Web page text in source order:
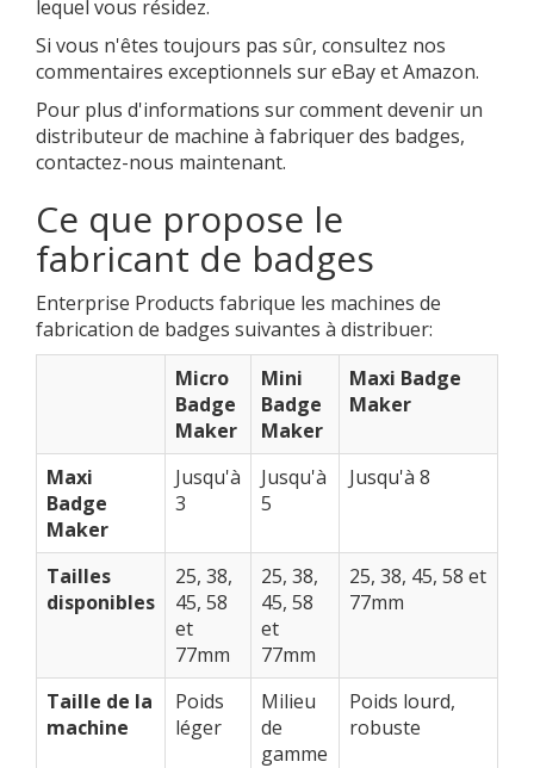
lequel vous résidez.
Si vous n'êtes toujours pas sûr, consultez nos
commentaires exceptionnels sur eBay et Amazon.
Pour plus d'informations sur comment devenir un
distributeur de machine à fabriquer des badges,
contactez-nous maintenant.
Ce que propose le
fabricant de badges
Enterprise Products fabrique les machines de
fabrication de badges suivantes à distribuer:
Micro
Badge
Maker
Mini
Badge
Maker
Maxi Badge
Maker
Maxi
Badge
Maker
Jusqu'à
3
Jusqu'à
5
Jusqu'à 8
Tailles
disponibles
25, 38,
45, 58
et
77mm
25, 38,
45, 58
et
77mm
25, 38, 45, 58 et
77mm
Taille de la
machine
Poids
léger
Milieu
de
gamme
Poids lourd,
robuste